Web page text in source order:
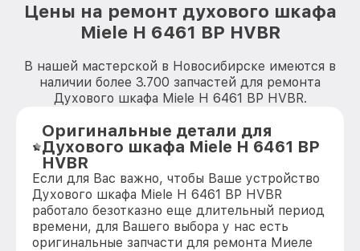
Цены на ремонт духового шкафа
Miele H 6461 BP HVBR
В нашей мастерской в Новосибирске имеются в
наличии более 3.700 запчастей для ремонта
Духового шкафа Miele H 6461 BP HVBR.
Оригинальные детали для
Духового шкафа Miele H 6461 BP
HVBR
Если для Вас важно, чтобы Ваше устройство
Духового шкафа Miele H 6461 BP HVBR
работало безотказно еще длительный период
времени, для Вашего выбора у нас есть
оригинальные запчасти для ремонта Миеле